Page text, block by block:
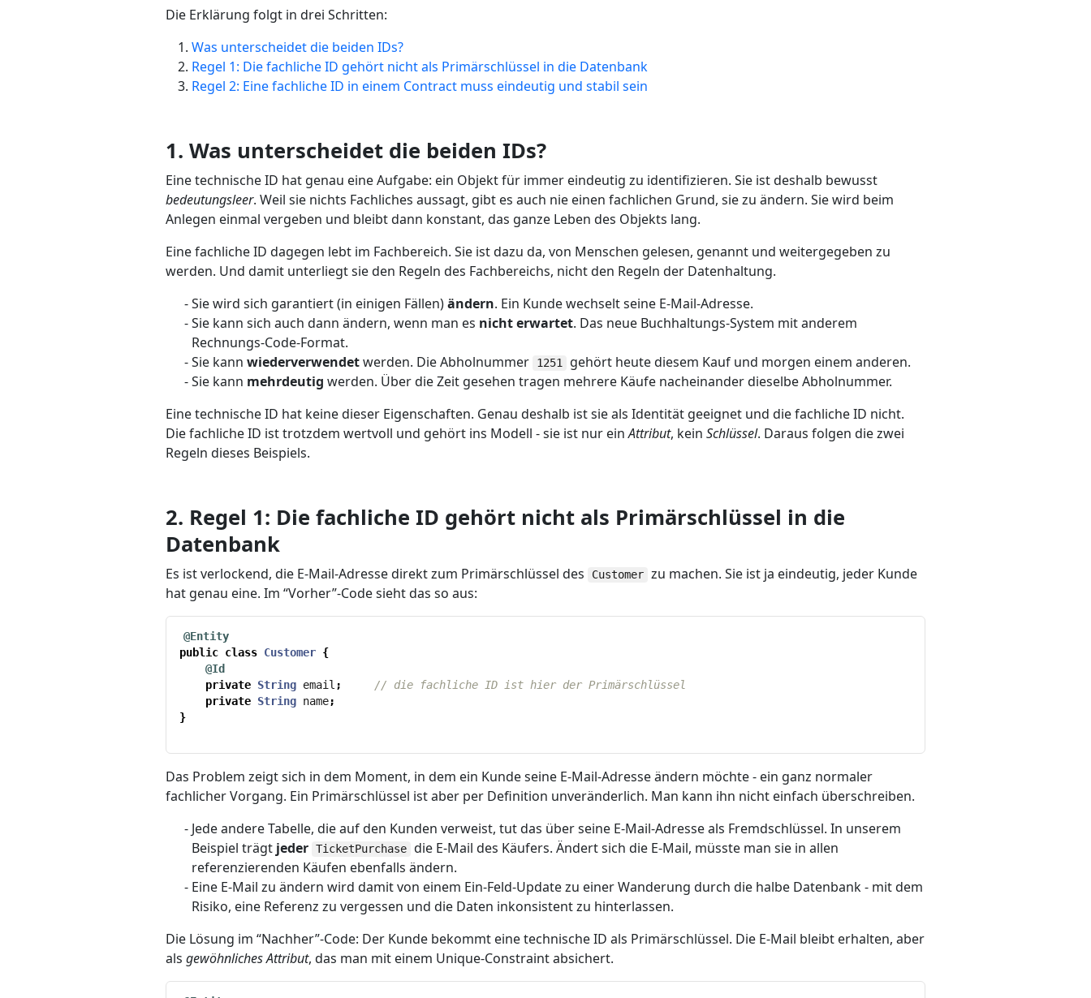
Die Erklärung folgt in drei Schritten:
Was unterscheidet die beiden IDs?
Regel 1: Die fachliche ID gehört nicht als Primärschlüssel in die Datenbank
Regel 2: Eine fachliche ID in einem Contract muss eindeutig und stabil sein
1. Was unterscheidet die beiden IDs?
Eine technische ID hat genau eine Aufgabe: ein Objekt für immer eindeutig zu identifizieren. Sie ist deshalb bewusst
bedeutungsleer. Weil sie nichts Fachliches aussagt, gibt es auch nie einen fachlichen Grund, sie zu ändern. Sie wird beim
Anlegen einmal vergeben und bleibt dann konstant, das ganze Leben des Objekts lang.
Eine fachliche ID dagegen lebt im Fachbereich. Sie ist dazu da, von Menschen gelesen, genannt und weitergegeben zu
werden. Und damit unterliegt sie den Regeln des Fachbereichs, nicht den Regeln der Datenhaltung.
Sie wird sich garantiert (in einigen Fällen)ändern. Ein Kunde wechselt seine E-Mail-Adresse.
Sie kann sich auch dann ändern, wenn man es nicht erwartet. Das neue Buchhaltungs-System mit anderem
Rechnungs-Code-Format.
Sie kann wiederverwendetwerden. Die Abholnummer 1251
gehört heute diesem Kauf und morgen einem anderen.
Sie kann mehrdeutig werden. Über die Zeit gesehen tragen mehrere Käufe nacheinander dieselbe Abholnummer.
Eine technische ID hat keine dieser Eigenschaften. Genau deshalb ist sie als Identität geeignet und die fachliche ID nicht.
Die fachliche ID ist trotzdem wertvoll und gehört ins Modell - sie ist nur einAttribut, kein Schlüssel. Daraus folgen die zwei
Regeln dieses Beispiels.
2. Regel 1: Die fachliche ID gehört nicht als Primärschlüssel in die
Datenbank
Es ist verlockend, die E-Mail-Adresse direkt zum Primärschlüssel des Customer zu machen. Sie ist ja eindeutig, jeder Kunde
hat genau eine. Im “Vorher”-Code sieht das so aus:
@Entity
public class Customer {
@Id
private String email;
// die fachliche ID ist hier der Primärschlüssel
private String name;
}
Das Problem zeigt sich in dem Moment, in dem ein Kunde seine E-Mail-Adresse ändern möchte - ein ganz normaler
fachlicher Vorgang. Ein Primärschlüssel ist aber per Definition unveränderlich. Man kann ihn nicht einfach überschreiben.
Jede andere Tabelle, die auf den Kunden verweist, tut das über seine E-Mail-Adresse als Fremdschlüssel. In unserem
Beispiel trägt jeder TicketPurchase die E-Mail des Käufers. Ändert sich die E-Mail, müsste man sie in allen
referenzierenden Käufen ebenfalls ändern.
Eine E-Mail zu ändern wird damit von einem Ein-Feld-Update zu einer Wanderung durch die halbe Datenbank - mit dem
Risiko, eine Referenz zu vergessen und die Daten inkonsistent zu hinterlassen.
Die Lösung im “Nachher”-Code: Der Kunde bekommt eine technische ID als Primärschlüssel. Die E-Mail bleibt erhalten, aber
als gewöhnliches Attribut, das man mit einem Unique-Constraint absichert.